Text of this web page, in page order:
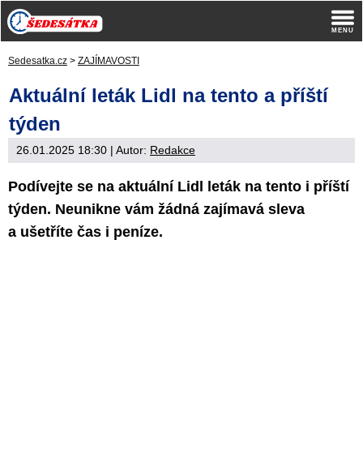
Sedesatka.cz > ZAJÍMAVOSTI
Aktuální leták Lidl na tento a příští
týden
26.01.2025 18:30 | Autor: Redakce
Podívejte se na aktuální Lidl leták na tento i příští
týden. Neunikne vám žádná zajímavá sleva
a ušetříte čas i peníze.